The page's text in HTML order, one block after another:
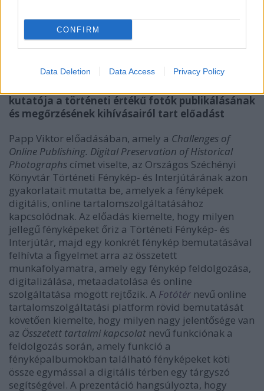
CONFIRM
Data Deletion Data Access Privacy Policy
kutatója a történeti értékű fotók publikálásának
és megőrzésének kihívásairól tart előadást
Papp Viktor előadásában, amely a Challenges of
Online Publishing. Digital Preservation of Historical
Photographs címet viselte, az Országos Széchényi
Könyvtár Történeti Fénykép- és Interjútárának azon
gyakorlatait mutatta be, amelyek a fényképek
digitális, online tartalomszolgáltatásához
kapcsolódnak. Az előadás kiemelte, hogy milyen
jellegű fényképeket őriz a Történeti Fénykép- és
Interjútár, majd egy konkrét fénykép bemutatásával
felhívta a figyelmet arra az összetett
munkafolyamatra, amely egy fénykép feldolgozása,
digitalizálása, metaadatolása és online
szolgáltatása mögött rejtőzik. A Fotótér nevű online
tartalomszolgáltatási platform rövid bemutatását
követően kiemelte, hogy milyen nagy jelentősége van
az Összetett tartalmi kapcsolat nevű funkciónak a
feldolgozás során, amely funkció a
fényképalbumokban található fényképeket köti
össze egymással a digitális térben egy tárgyszó
segítségével. A prezentáció hangsúlyozta, hogy